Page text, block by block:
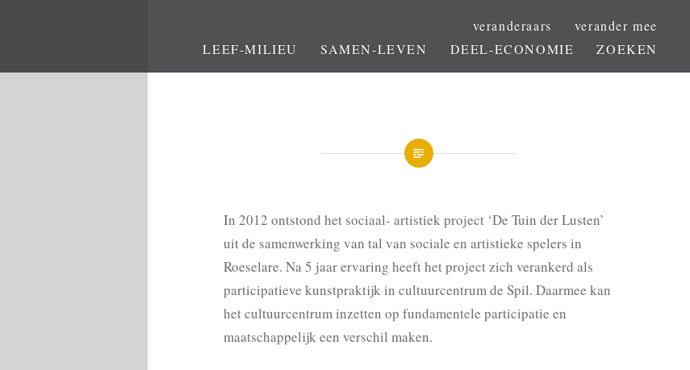
veranderaars
verander mee
LEEF-MILIEU
SAMEN-LEVEN DEEL-ECONOMIE ZOEKEN
In 2012 ontstond het sociaal- artistiek project ‘De Tuin der Lusten’
uit de samenwerking van tal van sociale en artistieke spelers in
Roeselare. Na 5 jaar ervaring heeft het project zich verankerd als
participatieve kunstpraktijk in cultuurcentrum de Spil. Daarmee kan
het cultuurcentrum inzetten op fundamentele participatie en
maatschappelijk een verschil maken.